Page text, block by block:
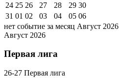
24 25 26 27 28 29 30
31 01 02 03 04 05 06
нет событие за месяц Август 2026
Август 2026
Первая лига
26-27 Первая лига